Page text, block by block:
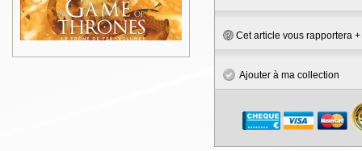
Cet article vous rapportera +
Ajouter à ma collection